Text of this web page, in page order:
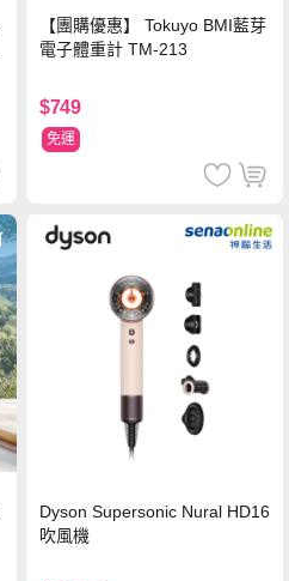
【團購優惠】 Tokuyo BMI藍芽
電子體重計 TM-213
$749
免運
Dyson Supersonic Nural HD16
吹風機